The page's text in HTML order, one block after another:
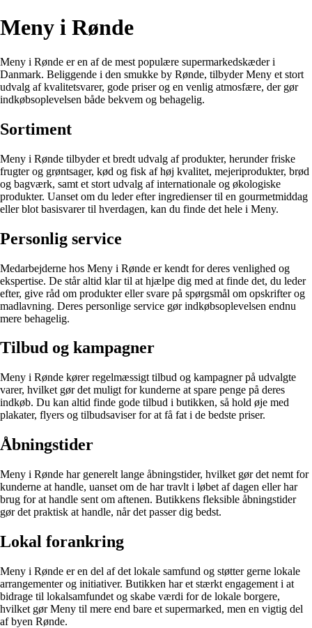
Meny i Rønde
Meny i Rønde er en af de mest populære supermarkedskæder i
Danmark. Beliggende i den smukke by Rønde, tilbyder Meny et stort
udvalg af kvalitetsvarer, gode priser og en venlig atmosfære, der gør
indkøbsoplevelsen både bekvem og behagelig.
Sortiment
Meny i Rønde tilbyder et bredt udvalg af produkter, herunder friske
frugter og grøntsager, kød og fisk af høj kvalitet, mejeriprodukter, brød
og bagværk, samt et stort udvalg af internationale og økologiske
produkter. Uanset om du leder efter ingredienser til en gourmetmiddag
eller blot basisvarer til hverdagen, kan du finde det hele i Meny.
Personlig service
Medarbejderne hos Meny i Rønde er kendt for deres venlighed og
ekspertise. De står altid klar til at hjælpe dig med at finde det, du leder
efter, give råd om produkter eller svare på spørgsmål om opskrifter og
madlavning. Deres personlige service gør indkøbsoplevelsen endnu
mere behagelig.
Tilbud og kampagner
Meny i Rønde kører regelmæssigt tilbud og kampagner på udvalgte
varer, hvilket gør det muligt for kunderne at spare penge på deres
indkøb. Du kan altid finde gode tilbud i butikken, så hold øje med
plakater, flyers og tilbudsaviser for at få fat i de bedste priser.
Åbningstider
Meny i Rønde har generelt lange åbningstider, hvilket gør det nemt for
kunderne at handle, uanset om de har travlt i løbet af dagen eller har
brug for at handle sent om aftenen. Butikkens fleksible åbningstider
gør det praktisk at handle, når det passer dig bedst.
Lokal forankring
Meny i Rønde er en del af det lokale samfund og støtter gerne lokale
arrangementer og initiativer. Butikken har et stærkt engagement i at
bidrage til lokalsamfundet og skabe værdi for de lokale borgere,
hvilket gør Meny til mere end bare et supermarked, men en vigtig del
af byen Rønde.